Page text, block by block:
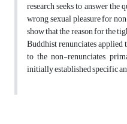
research seeks to answer
wrong sexual pleasure for
show that the reason for the
Buddhist renunciates applied
to the non-renunciates,
initially established specific